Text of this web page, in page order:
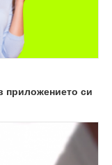
приложението си